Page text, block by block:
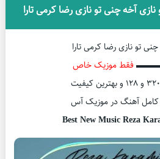
آخه چنی تو نازی رضا کرمی تارا
چنی تو نازی رضا کرمی تارا
فقط موزیک خاص
کامل آهنگ در موزیک آس
Best New Music Reza